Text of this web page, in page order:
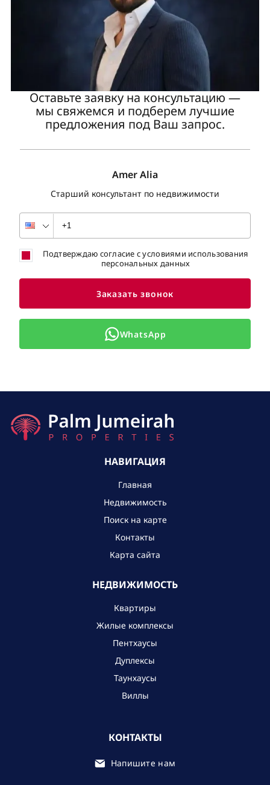
Оставьте заявку на консультацию —
мы свяжемся и подберем лучшие
предложения под Ваш запрос.
Amer Alia
Старший консультант по недвижимости
Подтверждаю согласие с условиями использования
персональных данных
Заказать звонок
WhatsApp
НАВИГАЦИЯ
Главная
Недвижимость
Поиск на карте
Контакты
Карта сайта
НЕДВИЖИМОСТЬ
Квартиры
Жилые комплексы
Пентхаусы
Дуплексы
Таунхаусы
Виллы
КОНТАКТЫ
Напишите нам